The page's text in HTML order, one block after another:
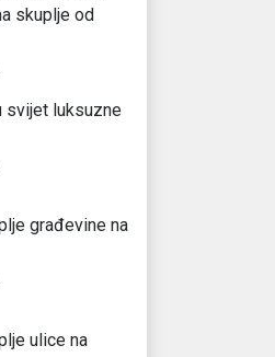
skuplje od
svijet luksuzne
građevine na
ulice na